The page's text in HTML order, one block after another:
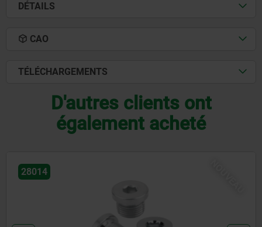
DÉTAILS
CAO
TÉLÉCHARGEMENTS
D'autres clients ont
également acheté